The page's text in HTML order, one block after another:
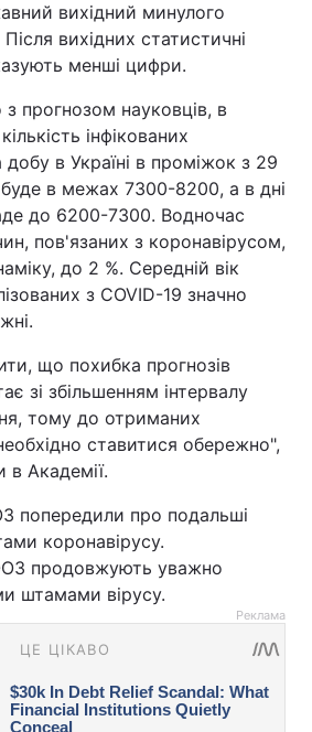
вихідний минулого
вихідних статистичні
менші цифри.
прогнозом науковців, в
інфікованих
в Україні в проміжок з 29
буде в межах 7300-8200, а в дні
до 6200-7300. Водночас
пов'язаних з коронавірусом,
до 2 %. Середній вік
з COVID-19 значно
що похибка прогнозів
зі збільшенням інтервалу
тому до отриманих
ставитися обережно",
в Академії.
попередили про подальші
коронавірусу.
продовжують уважно
штамами вірусу.
Реклама